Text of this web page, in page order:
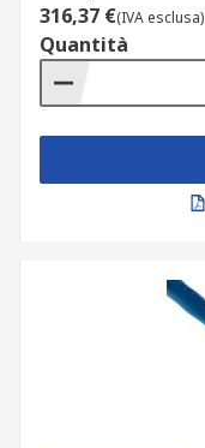
316,37 €(IVA esclusa)
Quantità